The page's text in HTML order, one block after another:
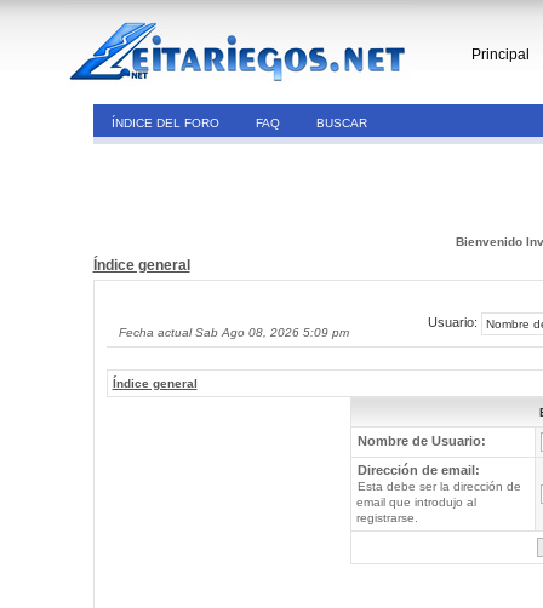
Principal
ÍNDICE DEL FORO FAQ BUSCAR
Bienvenido
Índice general
Fecha actual Sab Ago 08, 2026 5:09 pm
Usuario:
Índice general
Nombre de Usuario:
Dirección de email:
Esta debe ser la dirección de
email que introdujo al
registrarse.